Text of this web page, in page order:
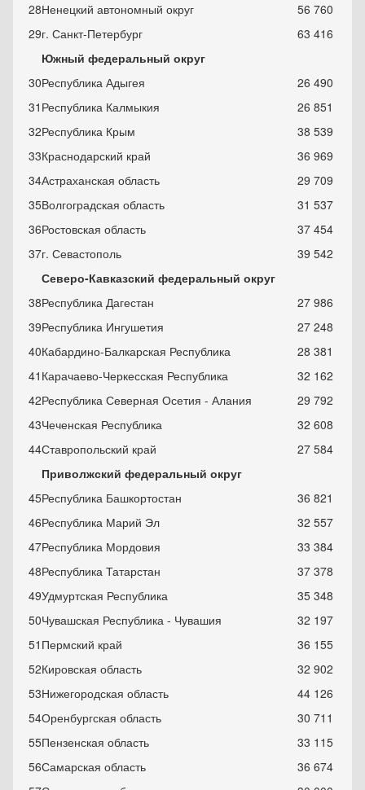
28Ненецкий автономный округ
56 760
29г. Санкт-Петербург
63 416
Южный федеральный округ
30Республика Адыгея
26 490
31 Республика Калмыкия
26 851
32Республика Крым
38 539
33Краснодарский край
36 969
34Астраханская область
29 709
35Волгоградская область
31 537
36Ростовская область
37 454
37г. Севастополь
39 542
Северо-Кавказский федеральный округ
38Республика Дагестан 27 986
39Республика Ингушетия
27 248
40Кабардино-Балкарская Республика
28 381
41 Карачаево-Черкесская Республика
32 162
42Республика Северная Осетия - Алания
29 792
43Чеченская Республика
32 608
44Ставропольский край
27 584
Приволжский федеральный округ
45Республика Башкортостан
36 821
46Республика Марий Эл
32 557
47Республика Мордовия
33 384
48Республика Татарстан
37 378
49Удмуртская Республика
35 348
50Чувашская Республика - Чувашия
32 197
51 Пермский край
36 155
52Кировская область
32 902
53Нижегородская область
44 126
54Оренбургская область
30 711
55Пензенская область
33 115
56Самарская область
36 674